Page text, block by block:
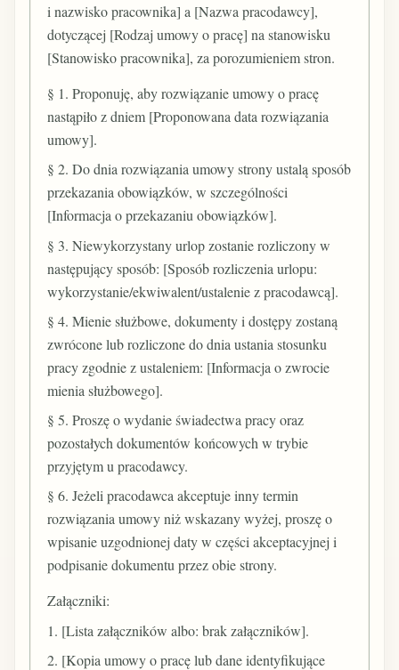
i nazwisko pracownika] a [Nazwa pracodawcy],
dotyczącej [Rodzaj umowy o pracę] na stanowisku
[Stanowisko pracownika], za porozumieniem stron.
§ 1. Proponuję, aby rozwiązanie umowy o pracę
nastąpiło z dniem [Proponowana data rozwiązania
umowy].
§ 2. Do dnia rozwiązania umowy strony ustalą sposób
przekazania obowiązków, w szczególności
[Informacja o przekazaniu obowiązków].
§ 3. Niewykorzystany urlop zostanie rozliczony w
następujący sposób: [Sposób rozliczenia urlopu:
wykorzystanie/ekwiwalent/ustalenie z pracodawcą].
§ 4. Mienie służbowe, dokumenty i dostępy zostaną
zwrócone lub rozliczone do dnia ustania stosunku
pracy zgodnie z ustaleniem: [Informacja o zwrocie
mienia służbowego].
§ 5. Proszę o wydanie świadectwa pracy oraz
pozostałych dokumentów końcowych w trybie
przyjętym u pracodawcy.
§ 6. Jeżeli pracodawca akceptuje inny termin
rozwiązania umowy niż wskazany wyżej, proszę o
wpisanie uzgodnionej daty w części akceptacyjnej i
podpisanie dokumentu przez obie strony.
Załączniki:
1. [Lista załączników albo: brak załączników].
2. [Kopia umowy o pracę lub dane identyfikujące